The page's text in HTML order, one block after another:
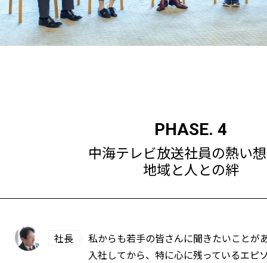
PHASE. 4
中海テレビ放送社員の熱い
地域と人との絆
社長
私からも若手の皆さんに聞きたいことが
入社してから、特に心に残っているエピ